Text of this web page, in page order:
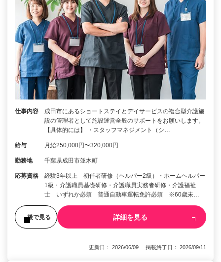
仕事内容
成田市にあるショートステイとデイサービスの複合型介護施
設の管理者として施設運営全般のサポートをお願いします。
【具体的には】 ・スタッフマネジメント（シ…
給与 月給250,000円〜320,000円
勤務地 千葉県成田市並木町
応募資格
経験3年以上 初任者研修（ヘルパー2級）・ホームヘルパー
1級・介護職員基礎研修・介護職員実務者研修・介護福祉
士 いずれか必須 普通自動車運転免許必須 ※60歳未…
後で見る 詳細を見る
更新日： 2026/06/09 掲載終了日： 2026/09/11